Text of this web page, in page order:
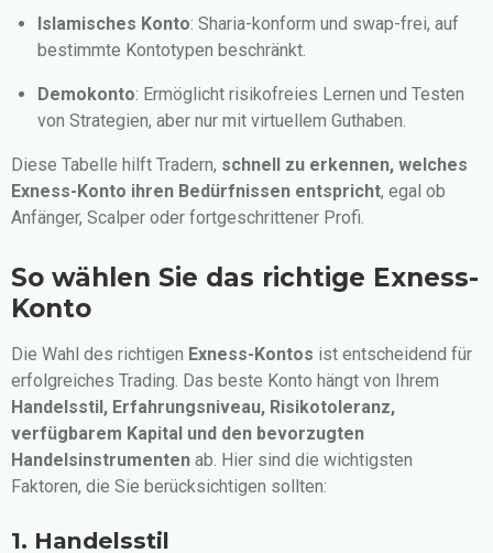
Islamisches Konto: Sharia-konform und swap-frei, auf
bestimmte Kontotypen beschränkt.
Demokonto: Ermöglicht risikofreies Lernen und Testen
von Strategien, aber nur mit virtuellem Guthaben.
Diese Tabelle hilft Tradern, schnell zu erkennen, welches
Exness-Konto ihren Bedürfnissen entspricht, egal ob
Anfänger, Scalper oder fortgeschrittener Profi.
So wählen Sie das richtige Exness-
Konto
Die Wahl des richtigen Exness-Kontos ist entscheidend für
erfolgreiches Trading. Das beste Konto hängt von Ihrem
Handelsstil, Erfahrungsniveau, Risikotoleranz,
verfügbarem Kapital und den bevorzugten
Handelsinstrumenten ab. Hier sind die wichtigsten
Faktoren, die Sie berücksichtigen sollten:
1. Handelsstil